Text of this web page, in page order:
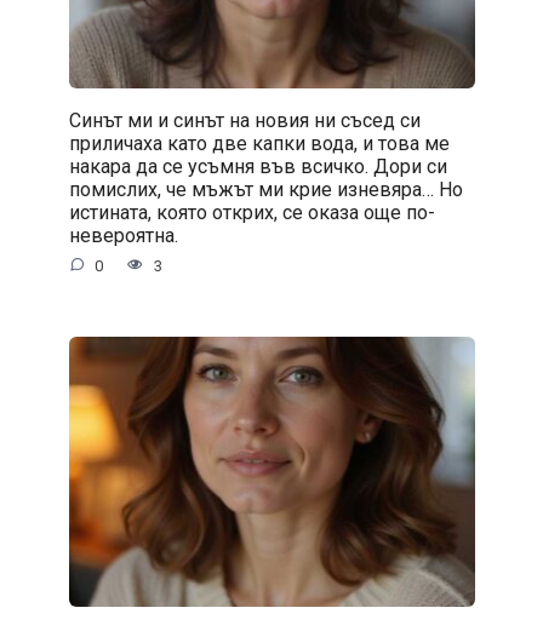
Синът ми и синът на новия ни съсед си
приличаха като две капки вода, и това ме
накара да се усъмня във всичко. Дори си
помислих, че мъжът ми крие изневяра… Но
истината, която открих, се оказа още по-
невероятна.
0 3